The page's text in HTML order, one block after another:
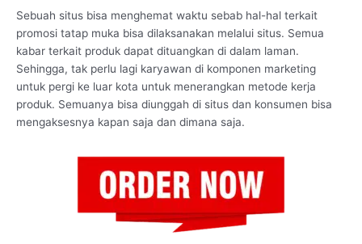
Sebuah situs bisa menghemat waktu sebab hal-hal terkait
promosi tatap muka bisa dilaksanakan melalui situs. Semua
kabar terkait produk dapat dituangkan di dalam laman.
Sehingga, tak perlu lagi karyawan di komponen marketing
untuk pergi ke luar kota untuk menerangkan metode kerja
produk. Semuanya bisa diunggah di situs dan konsumen bisa
mengaksesnya kapan saja dan dimana saja.